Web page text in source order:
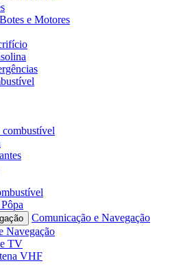
e Motores
combustível
Comunicação e Navegação
Navegação
TV
VHF